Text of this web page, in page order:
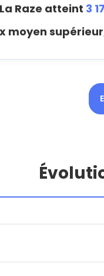
Raze atteint 3
moyen